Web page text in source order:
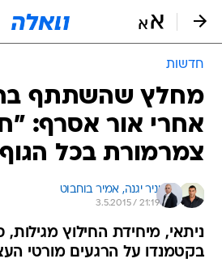
חדשות
מחלץ שהשתתף
אחרי אור אסרף:
צמרמורת בכל
יניר יגנה, אמיר בוחבוט
3.5.2015 / 21:19
ניתאי, מיחידת החילוץ
בקטמנדו על הרגעים מורטי